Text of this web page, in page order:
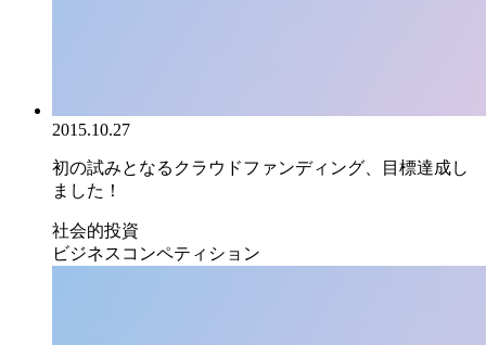
2015.10.27
初の試みとなるクラウドファンディング、目標達成し
ました！
社会的投資
ビジネスコンペティション